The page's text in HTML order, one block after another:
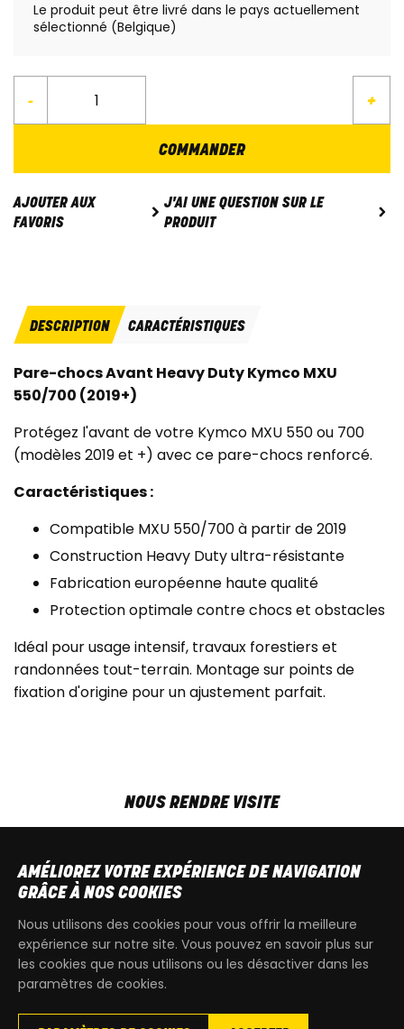
Le produit peut être livré dans le pays actuellement
sélectionné (Belgique)
- +
COMMANDER
AJOUTER AUX
FAVORIS
J'AI UNE QUESTION SUR LE
PRODUIT
DESCRIPTION CARACTÉRISTIQUES
Pare-chocs Avant Heavy Duty Kymco MXU
550/700 (2019+)
Protégez l'avant de votre Kymco MXU 550 ou 700
(modèles 2019 et +) avec ce pare-chocs renforcé.
Caractéristiques :
Compatible MXU 550/700 à partir de 2019
Construction Heavy Duty ultra-résistante
Fabrication européenne haute qualité
Protection optimale contre chocs et obstacles
Idéal pour usage intensif, travaux forestiers et
randonnées tout-terrain. Montage sur points de
fixation d'origine pour un ajustement parfait.
NOUS RENDRE VISITE
SAM9h00 - 13h30
T+32 64 700 970
AMÉLIOREZ VOTRE EXPÉRIENCE DE NAVIGATION
GRÂCE À NOS COOKIES
Nous utilisons des cookies pour vous offrir la meilleure
expérience sur notre site. Vous pouvez en savoir plus sur
les cookies que nous utilisons ou les désactiver dans les
paramètres de cookies.